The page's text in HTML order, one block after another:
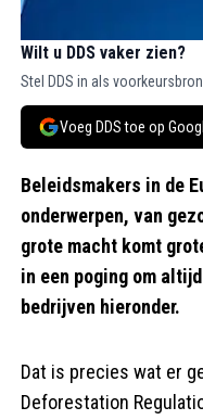
Wilt u DDS vaker zien?
Stel DDS in als
Voeg DDS toe op
Beleidsmakers in de
onderwerpen, van
grote macht komt
in een poging om
bedrijven hieronder.
Dat is precies wat er
Deforestation